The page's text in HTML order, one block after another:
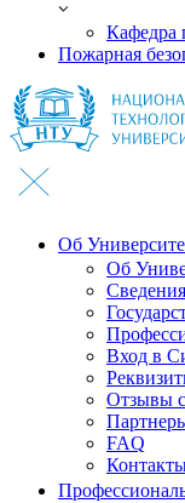
Кафедра
Пожарная
Об
Об
Вход в
Отзывы
FAQ